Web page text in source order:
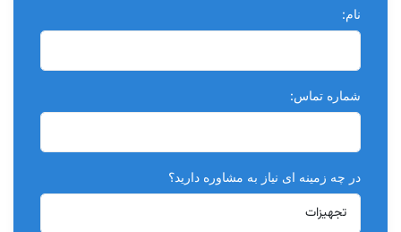
نام:
شماره تماس:
در چه زمینه ای نیاز به مشاوره دارید؟